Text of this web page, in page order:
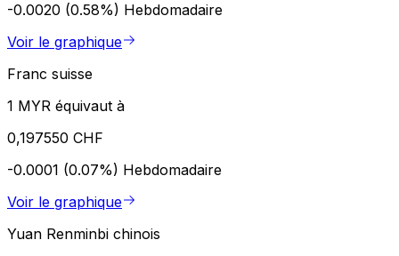
-0.0020 (0.58%) Hebdomadaire
Voir le graphique
Franc suisse
1 MYR équivaut à
0,197550 CHF
-0.0001 (0.07%) Hebdomadaire
Voir le graphique
Yuan Renminbi chinois